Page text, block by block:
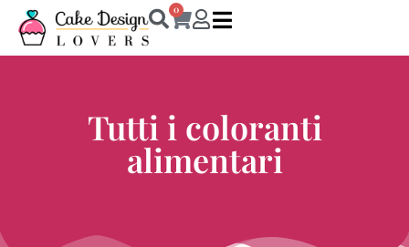
0
Tutti i coloranti
alimentari